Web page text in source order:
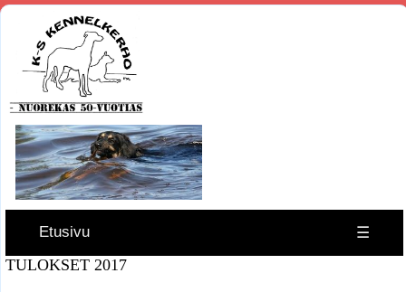
Etusivu ☰
TULOKSET 2017